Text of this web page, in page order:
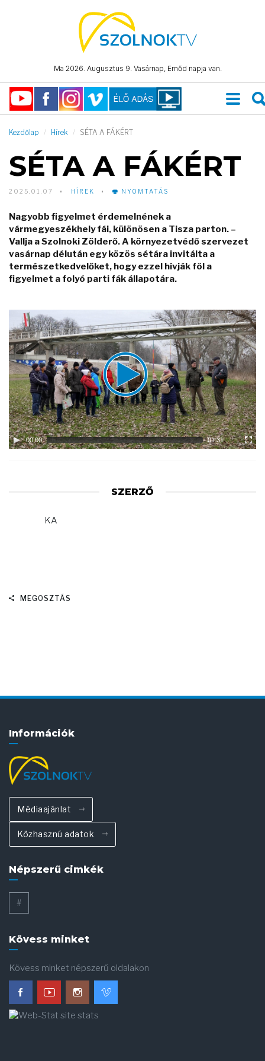
Ma 2026. Augusztus 9. Vasárnap, Emőd napja van.
Kezdőlap Hírek SÉTA A FÁKÉRT
SÉTA A FÁKÉRT
2025.01.07 HÍREK NYOMTATÁS
Nagyobb figyelmet érdemelnének a
vármegyeszékhely fái, különösen a Tisza parton. –
Vallja a Szolnoki Zölderő. A környezetvédő szervezet
vasárnap délután egy közös sétára invitálta a
természetkedvelőket, hogy ezzel hívják föl a
figyelmet a folyó parti fák állapotára.
Video
Player
00:00 01:31
SZERZŐ
KA
MEGOSZTÁS
Információk
Médiaajánlat
Közhasznú adatok
Népszerű cimkék
#
Kövess minket
Kövess minket népszerű oldalakon